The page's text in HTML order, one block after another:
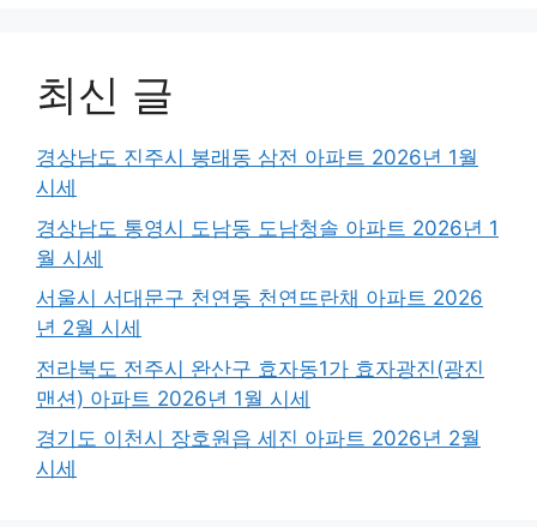
최신 글
경상남도 진주시 봉래동 삼전 아파트 2026년 1월
시세
경상남도 통영시 도남동 도남청솔 아파트 2026년 1
월 시세
서울시 서대문구 천연동 천연뜨란채 아파트 2026
년 2월 시세
전라북도 전주시 완산구 효자동1가 효자광진(광진
맨션) 아파트 2026년 1월 시세
경기도 이천시 장호원읍 세진 아파트 2026년 2월
시세